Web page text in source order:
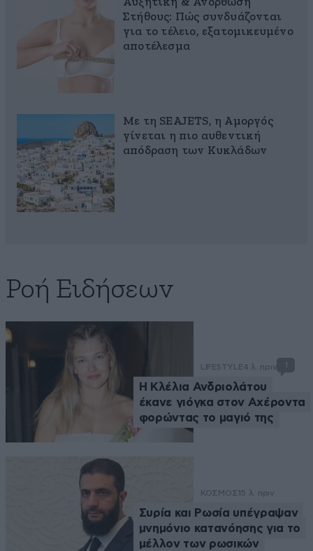
Αυξητική & Ανόρθωση
Στήθους: Πώς συνδυάζονται
για το τέλειο, εξατομικευμένο
αποτέλεσμα
Με τη SEAJETS, η Αμοργός
γίνεται η πιο αυθεντική
απόδραση των Κυκλάδων
Ροή Ειδήσεων
LIFESTYLE4 λ. πριν 1
Η Κλέλια Ανδριολάτου
έκανε γιόγκα στον Αχέροντα
φορώντας το μαγιό της
ΚΟΣΜΟΣ 15 λ. πριν
Συρία και Ρωσία υπέγραψαν
μνημόνιο κατανόησης για το
μέλλον των ρωσικών